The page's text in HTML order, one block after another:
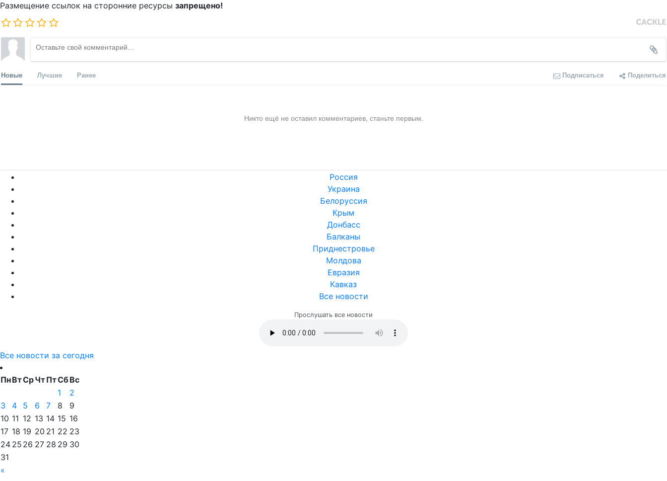
Размещение ссылок на сторонние ресурсы запрещено!
Новые Лучшие Ранее Подписаться Поделиться
Никто ещё не оставил комментариев, станьте первым.
Россия
Украина
Белоруссия
Крым
Донбасс
Балканы
Приднестровье
Молдова
Евразия
Кавказ
Все новости
Прослушать все новости
Все новости за сегодня
ПнВтСрЧтПтСбВс
«
1
2
3
4 5 6 7 8
9
10 11 12 13 14 15 16
17 18 19 20 21 22 23
24 25 26 27 28 29 30
31